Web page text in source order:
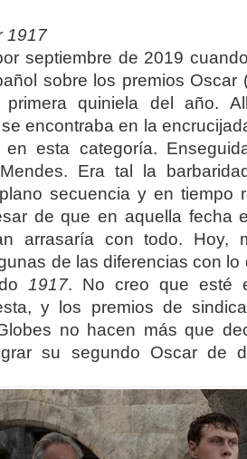
1917
septiembre de 2019
sobre los premios Oscar
quiniela del año.
encontraba en la
esta categoría.
Era tal la
secuencia y en tiempo
de que en aquella fecha
arrasaría con todo. Hoy,
de las diferencias con
1917. No creo que esté
y los premios de
no hacen más que
su segundo Oscar de